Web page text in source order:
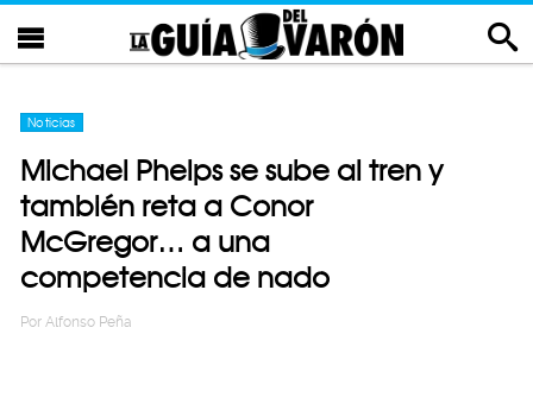
Noticias
Michael Phelps se sube al tren y
también reta a Conor
McGregor… a una
competencia de nado
Por Alfonso Peña